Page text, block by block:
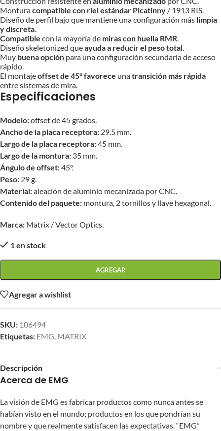
Monturacompatible con riel estándar Picatinny / 1913 RIS.
Diseño de perfil bajo que mantiene una configuración más limpia
y discreta.
Compatible con la mayoría de miras con huella RMR.
Diseño skeletonized queayuda a reducir el peso total.
Muy buena opción para una configuración secundaria de acceso
rápido.
El montajeoffset de 45°favorece unatransición más rápida
entre sistemas de mira.
Especificaciones
Modelo:offset de 45 grados.
Ancho de la placa receptora: 29.5 mm.
Largo de la placa receptora:45 mm.
Largo de la montura: 35 mm.
Ángulo de offset:45°.
Peso: 29 g.
Material:aleación de aluminio mecanizada por CNC.
Contenido del paquete: montura, 2 tornillos y llave hexagonal.
Marca: Matrix / Vector Optics.
1 en stock
AGREGAR
Agregar a wishlist
SKU: 106494
Etiquetas: EMG, MATRIX
Descripción
Acerca de EMG
La visión de EMG es fabricar productos como nunca antes se
habían visto en el mundo; productos en los que pondrían su
nombre y que realmente satisfacen las expectativas. “EMG”